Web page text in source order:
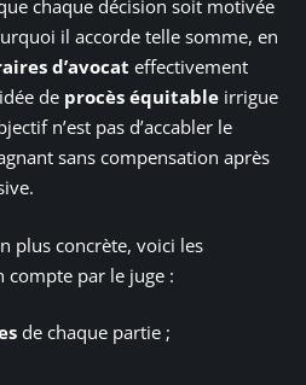
chaque décision soit motivée
il accorde telle somme, en
d’avocat effectivement
de procès équitable irrigue
n’est pas d’accabler le
sans compensation après
plus concrète, voici les
compte par le juge :
de chaque partie ;